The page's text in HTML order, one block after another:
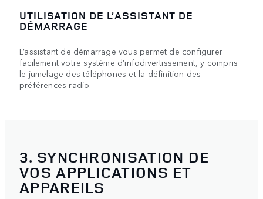
UTILISATION DE L’ASSISTANT DE
DÉMARRAGE
L’assistant de démarrage vous permet de configurer
facilement votre système d’infodivertissement, y compris
le jumelage des téléphones et la définition des
préférences radio.
3. SYNCHRONISATION DE
VOS APPLICATIONS ET
APPAREILS